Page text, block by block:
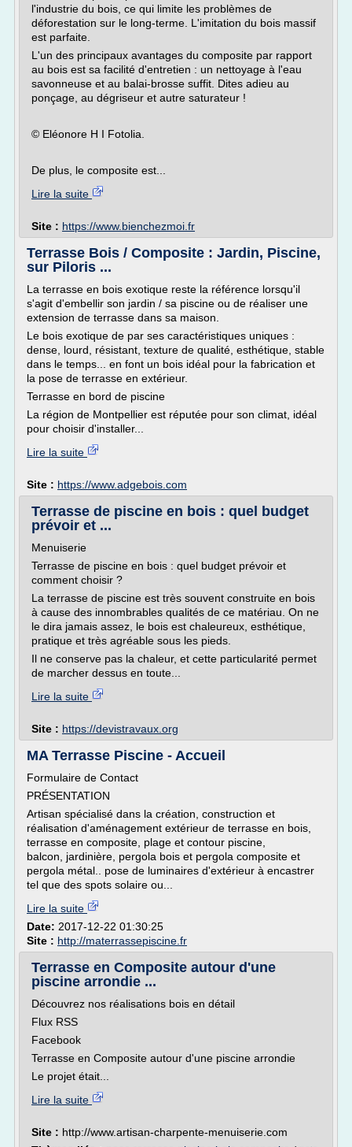
l'industrie du bois, ce qui limite les problèmes de
déforestation sur le long-terme. L'imitation du bois massif
est parfaite.
L'un des principaux avantages du composite par rapport
au bois est sa facilité d'entretien : un nettoyage à l'eau
savonneuse et au balai-brosse suffit. Dites adieu au
ponçage, au dégriseur et autre saturateur !
© Eléonore H I Fotolia.
De plus, le composite est...
Lire la suite
Site : https://www.bienchezmoi.fr
Terrasse Bois / Composite : Jardin, Piscine,
sur Piloris ...
La terrasse en bois exotique reste la référence lorsqu'il
s'agit d'embellir son jardin / sa piscine ou de réaliser une
extension de terrasse dans sa maison.
Le bois exotique de par ses caractéristiques uniques :
dense, lourd, résistant, texture de qualité, esthétique, stable
dans le temps... en font un bois idéal pour la fabrication et
la pose de terrasse en extérieur.
Terrasse en bord de piscine
La région de Montpellier est réputée pour son climat, idéal
pour choisir d'installer...
Lire la suite
Site : https://www.adgebois.com
Terrasse de piscine en bois : quel budget
prévoir et ...
Menuiserie
Terrasse de piscine en bois : quel budget prévoir et
comment choisir ?
La terrasse de piscine est très souvent construite en bois
à cause des innombrables qualités de ce matériau. On ne
le dira jamais assez, le bois est chaleureux, esthétique,
pratique et très agréable sous les pieds.
Il ne conserve pas la chaleur, et cette particularité permet
de marcher dessus en toute...
Lire la suite
Site : https://devistravaux.org
MA Terrasse Piscine - Accueil
Formulaire de Contact
PRÉSENTATION
Artisan spécialisé dans la création, construction et
réalisation d'aménagement extérieur de terrasse en bois,
terrasse en composite, plage et contour piscine,
balcon, jardinière, pergola bois et pergola composite et
pergola métal.. pose de luminaires d'extérieur à encastrer
tel que des spots solaire ou...
Lire la suite
Date: 2017-12-22 01:30:25
Site : http://materrassepiscine.fr
Terrasse en Composite autour d'une
piscine arrondie ...
Découvrez nos réalisations bois en détail
Flux RSS
Facebook
Terrasse en Composite autour d'une piscine arrondie
Le projet était...
Lire la suite
Site : http://www.artisan-charpente-menuiserie.com